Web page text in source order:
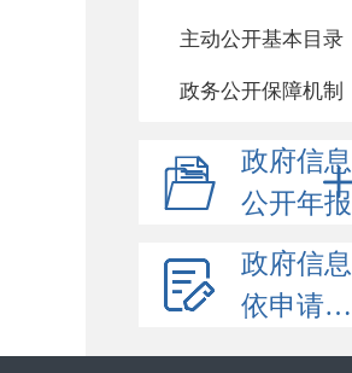
主动公开基本目录
政务公开保障机制
政府信息
公开年报
政府信息
依申请公开